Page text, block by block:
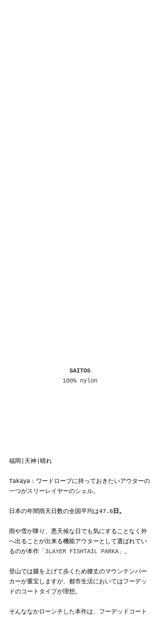
SAITOS
100% nylon
福岡|天神|晴れ
Takaya：ワードローブに持っておきたいアウターの
一つがスリーレイヤーのシェル。
日本の年間雨天日数の全国平均は47.6 日。
雨や雪が降り、悪天候な日でも気にすることなく外
へ出ることが出来る機能アウターとして選ばれてい
るのが本作 「3LAYER FISHTAIL PARKA」 。
登山では腿を上げて歩くため腰丈のマウンテンパー
カーが重宝しますが、都市生活においてはフーデッ
ドのコートタイプが理想。
そんななかローンチした本作は、フーデッドコート